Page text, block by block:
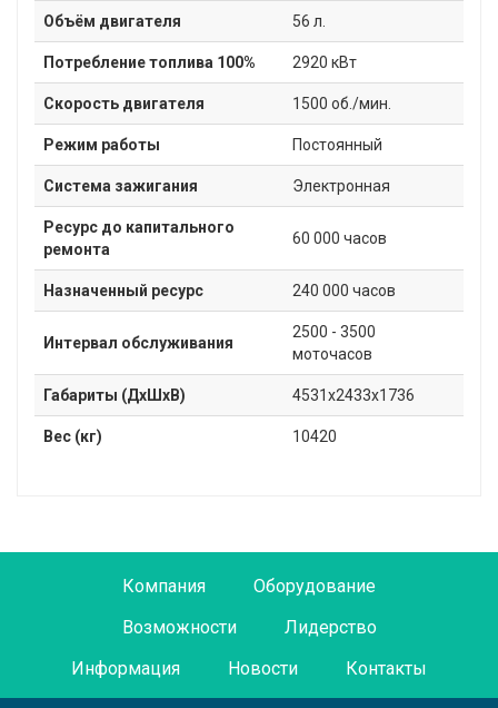
Объём двигателя 56 л.
Потребление топлива 100% 2920 кВт
Скорость двигателя 1500 об./мин.
Режим работы Постоянный
Система зажигания Электронная
Ресурс до капитального
ремонта
60 000 часов
Назначенный ресурс 240 000 часов
Интервал обслуживания
2500 - 3500
моточасов
Габариты (ДxШxВ) 4531x2433х1736
Вес (кг) 10420
Компания
Оборудование
Возможности
Лидерство
Информация
Новости Контакты